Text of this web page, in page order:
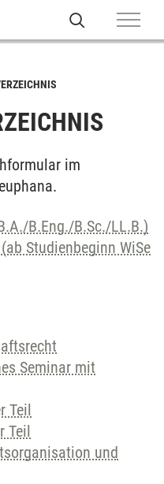
im
B.Eng./B.Sc./LL.B.)
Studienbeginn WiSe
Seminar mit
Teil
Teil
und